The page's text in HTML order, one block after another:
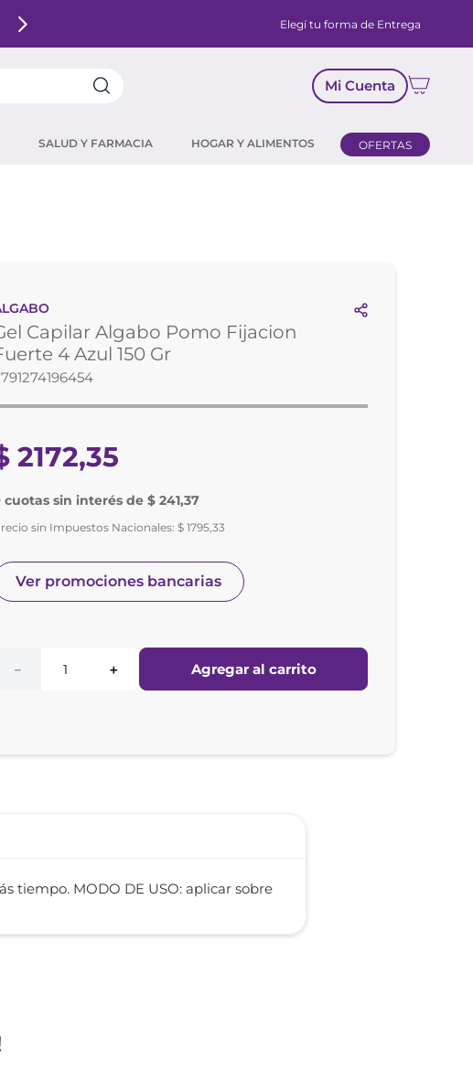
Elegí tu forma de Entrega
Mi Cuenta
SALUD Y FARMACIA HOGAR Y ALIMENTOS OFERTAS
Capilar Algabo Pomo Fijacion
4 Azul 150 Gr
2172,35
cuotas sin interés de $ 241,37
sin Impuestos Nacionales:$ 1795,33
Ver promociones bancarias
＋
－ Agregar al carrito
tiempo. MODO DE USO: aplicar sobre